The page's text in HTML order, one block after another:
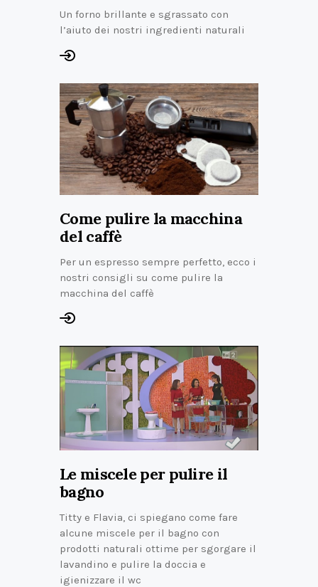
Un forno brillante e sgrassato con
l’aiuto dei nostri ingredienti naturali
Come pulire la macchina
del caffè
Per un espresso sempre perfetto, ecco i
nostri consigli su come pulire la
macchina del caffè
Le miscele per pulire il
bagno
Titty e Flavia, ci spiegano come fare
alcune miscele per il bagno con
prodotti naturali ottime per sgorgare il
lavandino e pulire la doccia e
igienizzare il wc